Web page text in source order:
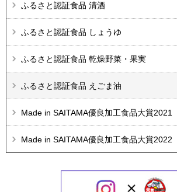
ふるさと認証食品 清酒
ふるさと認証食品 しょうゆ
ふるさと認証食品 乾燥野菜・果実
ふるさと認証食品 えごま油
Made in SAITAMA優良加工食品大賞2021
Made in SAITAMA優良加工食品大賞2022